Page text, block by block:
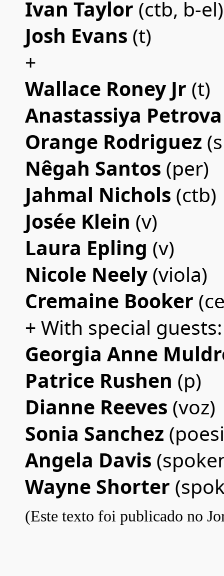
Ivan Taylor (ctb, b-el)
Josh Evans (t)
+
Wallace Roney Jr (t)
Anastassiya
Orange Rodriguez
Nêgah Santos (per)
Jahmal Nichols (ctb)
Josée Klein (v)
Laura Epling (v)
Nicole Neely (viola)
Cremaine Booker
+ With special guests:
Georgia Anne
Patrice Rushen (p)
Dianne Reeves (voz)
Sonia Sanchez
Angela Davis
Wayne Shorter
(Este texto foi publicado no